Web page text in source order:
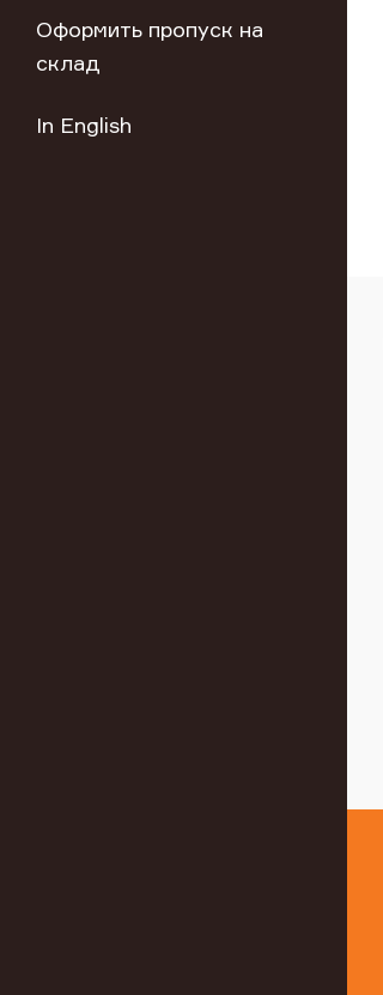
Оформить пропуск на
склад
In English